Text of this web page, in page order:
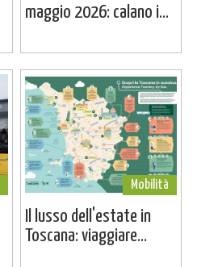
maggio 2026: calano i...
Mobilità
Il lusso dell'estate in
Toscana: viaggiare...